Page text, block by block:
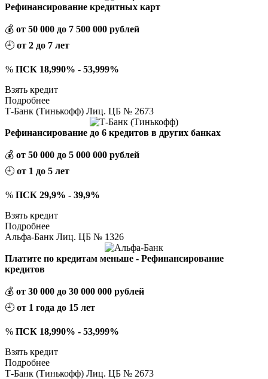
Рефинансирование кредитных карт
💰 от 50 000 до 7 500 000 рублей
🕘 от 2 до 7 лет
% ПСК 18,990% - 53,999%
Взять кредит
Подробнее
Т-Банк (Тинькофф) Лиц. ЦБ № 2673
Рефинансирование до 6 кредитов в других банках
💰 от 50 000 до 5 000 000 рублей
🕘 от 1 до 5 лет
% ПСК 29,9% - 39,9%
Взять кредит
Подробнее
Альфа-Банк Лиц. ЦБ № 1326
Платите по кредитам меньше - Рефинансирование
кредитов
💰 от 30 000 до 30 000 000 рублей
🕘 от 1 года до 15 лет
% ПСК 18,990% - 53,999%
Взять кредит
Подробнее
Т-Банк (Тинькофф) Лиц. ЦБ № 2673